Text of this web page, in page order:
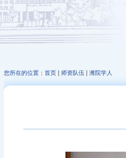
历任领导
发展足迹
科研机构
教辅机构
继续教育
您所在的位置： 首页 师资队伍 潍院学人